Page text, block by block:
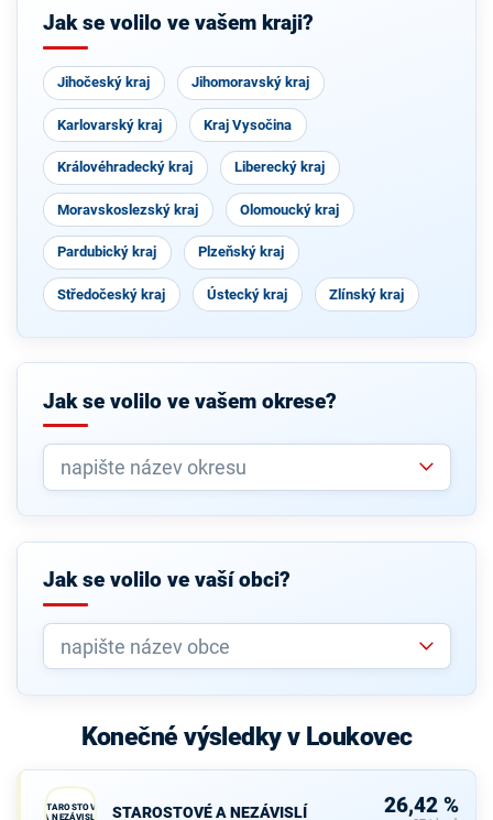
Jak se volilo ve vašem kraji?
Jihočeský kraj Jihomoravský kraj
Karlovarský kraj Kraj Vysočina
Královéhradecký kraj Liberecký kraj
Moravskoslezský kraj Olomoucký kraj
Pardubický kraj Plzeňský kraj
Středočeský kraj Ústecký kraj Zlínský kraj
Jak se volilo ve vašem okrese?
Jak se volilo ve vaší obci?
Konečné výsledky v Loukovec
STAROSTOVÉ
A NEZÁVISLÍ
STAROSTOVÉ A NEZÁVISLÍ 26,42 %